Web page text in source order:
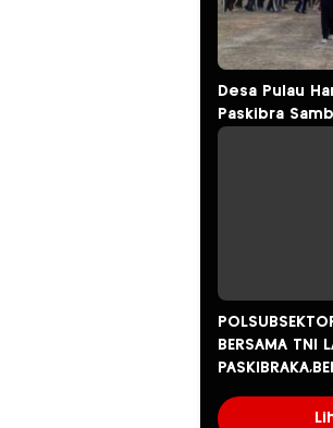
Desa Pulau
Paskibra
BERSAMA TNI